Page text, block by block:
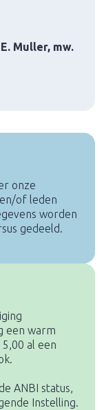
Muller, mw.
onze
of leden
worden
gedeeld.
een warm
al een
ANBI status,
Instelling.